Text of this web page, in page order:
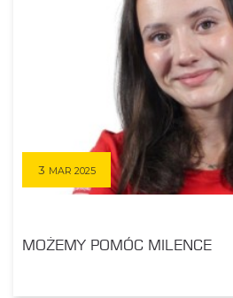
3 MAR 2025
MOŻEMY POMÓC MILENCE